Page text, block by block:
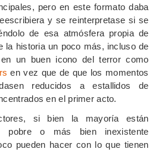
pero en este formato daba
y se reinterpretase si se
de esa atmósfera propia de
la historia un poco más, incluso de
un buen icono del terror como
en vez que de que los momentos
reducidos a estallidos de
en el primer acto.
si bien la mayoría están
pobre o más bien inexistente
pueden hacer con lo que tienen